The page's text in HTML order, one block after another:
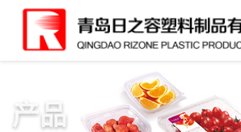
产品